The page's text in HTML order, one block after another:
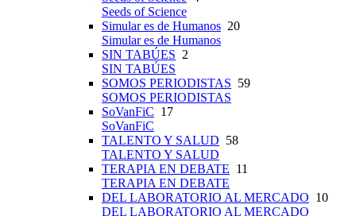
Seeds of Science
Simular es de Humanos 20
Simular es de Humanos
SIN TABÚES 2
SIN TABÚES
SOMOS PERIODISTAS 59
SOMOS PERIODISTAS
SoVanFiC 17
SoVanFiC
TALENTO Y SALUD 58
TALENTO Y SALUD
TERAPIA EN DEBATE 11
TERAPIA EN DEBATE
DEL LABORATORIO AL MERCADO 10
DEL LABORATORIO AL MERCADO